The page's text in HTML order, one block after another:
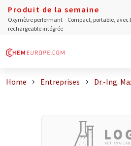
Produit de la semaine
Oxymètre performant – Compact, portable, avec
rechargeable intégrée
Home Entreprises Dr.-Ing.